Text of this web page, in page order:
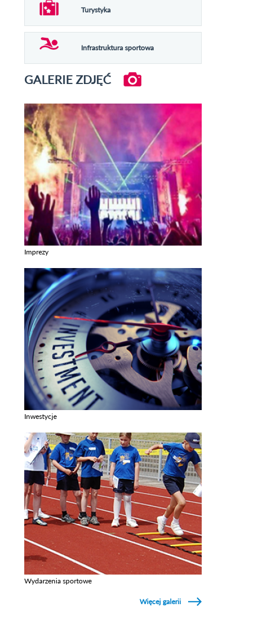
Turystyka
Infrastruktura sportowa
GALERIE ZDJĘĆ
Imprezy
Inwestycje
Wydarzenia sportowe
Więcej galerii